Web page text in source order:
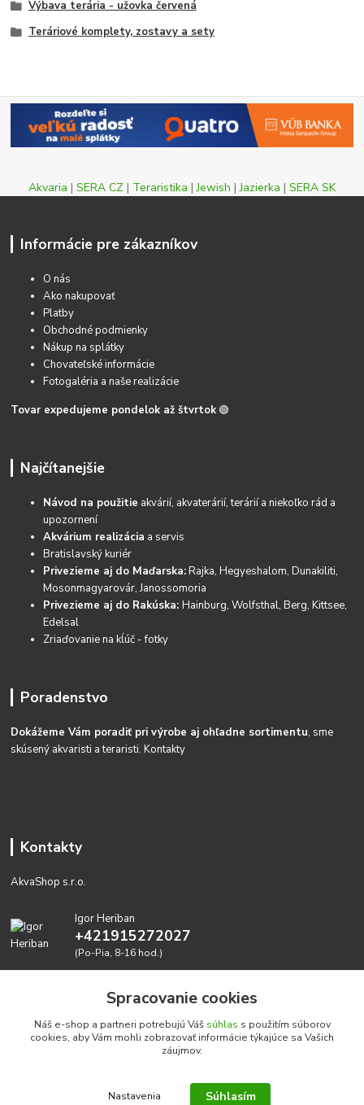
Výbava terária - užovka červená
Teráriové komplety, zostavy a sety
Akvaria | SERA CZ | Teraristika |Jewish |Jazierka | SERA SK
Informácie pre zákazníkov
O nás
Ako nakupovať
Platby
Obchodné podmienky
Nákup na splátky
Chovateľské informácie
Fotogaléria a naše realizácie
Tovar expedujeme pondelok až štvrtok 🟢
Najčítanejšie
Návod na použitie akvárií, akvaterárií, terárií a niekoľko rád a
upozornení
Akvárium realizácia a servis
Bratislavský kuriér
Privezieme aj do Maďarska:Rajka, Hegyeshalom, Dunakiliti,
Mosonmagyarovár, Janossomoria
Privezieme aj do Rakúska:Hainburg, Wolfsthal, Berg, Kittsee,
Edelsal
Zriaďovanie na kĺúč - fotky
Poradenstvo
Dokážeme Vám poradiť pri výrobe aj ohľadne sortimentu, sme
skúsený akvaristi a teraristi.Kontakty
Kontakty
AkvaShop s.r.o.
Igor Heriban
+421915272027
(Po-Pia, 8-16 hod.)
Realizujeme prírodné akvária: AkvaShop s.r.o. • IBAN:
Spracovanie cookies
Náš e-shop a partneri potrebujú Váš súhlas s použitím súborov
cookies, aby Vám mohli zobrazovať informácie týkajúce sa Vašich
záujmov.
Nastavenia Súhlasím